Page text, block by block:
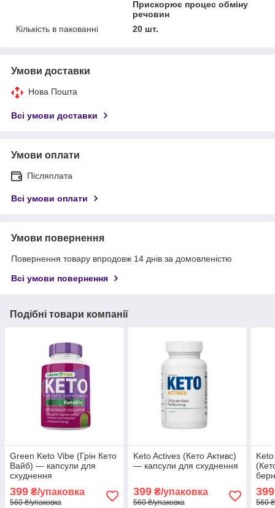
Прискорює процес обміну
речовин
Кількість в пакованні
20 шт.
Умови доставки
Нова Пошта
Всі умови доставки
Умови оплати
Післяплата
Всі умови оплати
Умови повернення
Повернення товару впродовж 14 днів за домовленістю
Всі умови повернення
Подібні товари компанії
Green Keto Vibe (Грін Кето
Вайб) — капсули для
схуднення
399 ₴/упаковка
560 ₴/упаковка
Keto Actives (Кето Активс)
— капсули для схуднення
399₴/упаковка
560 ₴/упаковка
399
560